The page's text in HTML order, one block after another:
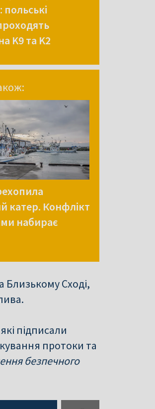
K9 та K2
катер. Конфлікт
набирає
Близькому Сході,
підписали
протоки та
безпечного